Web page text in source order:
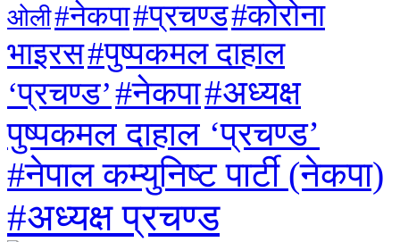
ओली#नेकपा#प्रचण्ड#कोरोना
भाइरस#पुष्पकमल दाहाल
‘प्रचण्ड’#नेकपा#अध्यक्ष
पुष्पकमल दाहाल ‘प्रचण्ड’
#नेपाल कम्युनिष्ट पार्टी (नेकपा)
#अध्यक्ष प्रचण्ड